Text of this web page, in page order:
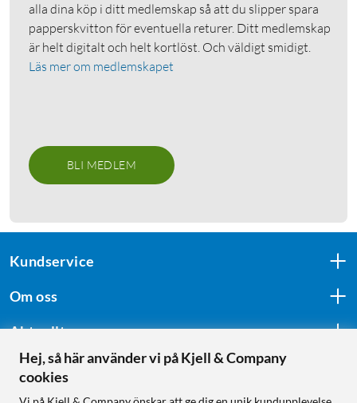
alla dina köp i ditt medlemskap så att du slipper spara
papperskvitton för eventuella returer. Ditt medlemskap
är helt digitalt och helt kortlöst. Och väldigt smidigt.
Läs mer om medlemskapet
BLI MEDLEM
Kundservice
Om oss
Aktuellt
Följ oss
Hej, så här använder vi på Kjell & Company
cookies